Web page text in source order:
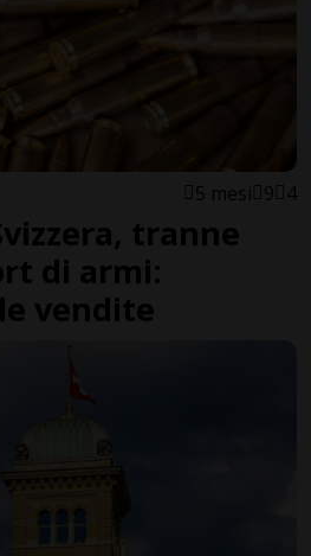
5 mesi 9 4
tranne
di armi:
vendite